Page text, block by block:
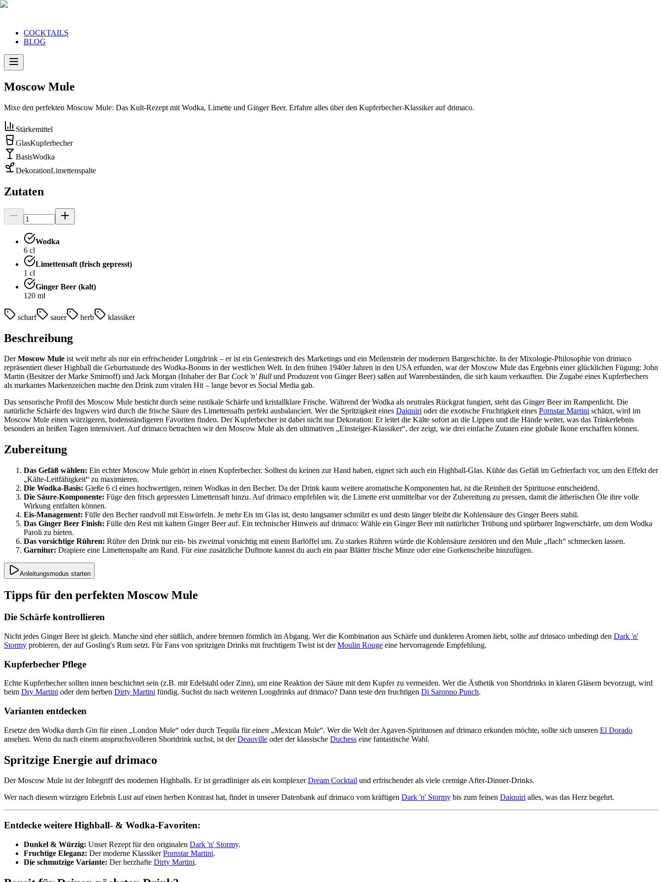
COCKTAILS
BLOG
Moscow Mule
Mixe den perfekten Moscow Mule: Das Kult-Rezept mit Wodka, Limette und Ginger Beer. Erfahre alles über den Kupferbecher-Klassiker auf drimaco.
Stärkemittel
GlasKupferbecher
BasisWodka
DekorationLimettenspalte
Zutaten
Wodka
6 cl
Limettensaft (frisch gepresst)
1 cl
Ginger Beer (kalt)
120 ml
scharf sauer herb klassiker
Beschreibung
DerMoscow Mule ist weit mehr als nur ein erfrischender Longdrink – er ist ein Geniestreich des Marketings und ein Meilenstein der modernen Bargeschichte. In der Mixologie-Philosophie von drimaco
repräsentiert dieser Highball die Geburtsstunde des Wodka-Booms in der westlichen Welt. In den frühen 1940er Jahren in den USA erfunden, war der Moscow Mule das Ergebnis einer glücklichen Fügung: John
Martin (Besitzer der Marke Smirnoff) und Jack Morgan (Inhaber der Bar Cock 'n' Bull und Produzent von Ginger Beer) saßen auf Warenbeständen, die sich kaum verkauften. Die Zugabe eines Kupferbechers
als markantes Markenzeichen machte den Drink zum viralen Hit – lange bevor es Social Media gab.
Das sensorische Profil des Moscow Mule besticht durch seine rustikale Schärfe und kristallklare Frische. Während der Wodka als neutrales Rückgrat fungiert, steht das Ginger Beer im Rampenlicht. Die
natürliche Schärfe des Ingwers wird durch die frische Säure des Limettensafts perfekt ausbalanciert. Wer die Spritzigkeit eines Daiquiri oder die exotische Fruchtigkeit eines Pornstar Martini schätzt, wird im
Moscow Mule einen würzigeren, bodenständigeren Favoriten finden. Der Kupferbecher ist dabei nicht nur Dekoration: Er leitet die Kälte sofort an die Lippen und die Hände weiter, was das Trinkerlebnis
besonders an heißen Tagen intensiviert. Auf drimaco betrachten wir den Moscow Mule als den ultimativen „Einsteiger-Klassiker“, der zeigt, wie drei einfache Zutaten eine globale Ikone erschaffen können.
Zubereitung
Das Gefäß wählen: Ein echter Moscow Mule gehört in einen Kupferbecher. Solltest du keinen zur Hand haben, eignet sich auch ein Highball-Glas. Kühle das Gefäß im Gefrierfach vor, um den Effekt der
„Kälte-Leitfähigkeit“ zu maximieren.
Die Wodka-Basis: Gieße 6 cl eines hochwertigen, reinen Wodkas in den Becher. Da der Drink kaum weitere aromatische Komponenten hat, ist die Reinheit der Spirituose entscheidend.
Die Säure-Komponente: Füge den frisch gepressten Limettensaft hinzu. Auf drimaco empfehlen wir, die Limette erst unmittelbar vor der Zubereitung zu pressen, damit die ätherischen Öle ihre volle
Wirkung entfalten können.
Eis-Management: Fülle den Becher randvoll mit Eiswürfeln. Je mehr Eis im Glas ist, desto langsamer schmilzt es und desto länger bleibt die Kohlensäure des Ginger Beers stabil.
Das Ginger Beer Finish: Fülle den Rest mit kaltem Ginger Beer auf. Ein technischer Hinweis auf drimaco: Wähle ein Ginger Beer mit natürlicher Trübung und spürbarer Ingwerschärfe, um dem Wodka
Paroli zu bieten.
Das vorsichtige Rühren: Rühre den Drink nur ein- bis zweimal vorsichtig mit einem Barlöffel um. Zu starkes Rühren würde die Kohlensäure zerstören und den Mule „flach“ schmecken lassen.
Garnitur: Drapiere eine Limettenspalte am Rand. Für eine zusätzliche Duftnote kannst du auch ein paar Blätter frische Minze oder eine Gurkenscheibe hinzufügen.
Anleitungsmodus starten
Tipps für den perfekten Moscow Mule
Die Schärfe kontrollieren
Nicht jedes Ginger Beer ist gleich. Manche sind eher süßlich, andere brennen förmlich im Abgang. Wer die Kombination aus Schärfe und dunkleren Aromen liebt, sollte auf drimaco unbedingt den Dark 'n'
Stormy probieren, der auf Gosling's Rum setzt. Für Fans von spritzigen Drinks mit fruchtigem Twist ist derMoulin Rouge eine hervorragende Empfehlung.
Kupferbecher Pflege
Echte Kupferbecher sollten innen beschichtet sein (z.B. mit Edelstahl oder Zinn), um eine Reaktion der Säure mit dem Kupfer zu vermeiden. Wer die Ästhetik von Shortdrinks in klaren Gläsern bevorzugt, wird
beim Dry Martini oder dem herben Dirty Martini fündig. Suchst du nach weiteren Longdrinks auf drimaco? Dann teste den fruchtigen Di Saronno Punch.
Varianten entdecken
Ersetze den Wodka durch Gin für einen „London Mule“ oder durch Tequila für einen „Mexican Mule“. Wer die Welt der Agaven-Spirituosen auf drimaco erkunden möchte, sollte sich unseren El Dorado
ansehen. Wenn du nach einem anspruchsvolleren Shortdrink suchst, ist derDeauville oder der klassische Duchess eine fantastische Wahl.
Spritzige Energie auf drimaco
Der Moscow Mule ist der Inbegriff des modernen Highballs. Er ist geradliniger als ein komplexerDream Cocktail und erfrischender als viele cremige After-Dinner-Drinks.
Wer nach diesem würzigen Erlebnis Lust auf einen herben Kontrast hat, findet in unserer Datenbank auf drimaco vom kräftigen Dark 'n' Stormy bis zum feinen Daiquiri alles, was das Herz begehrt.
Entdecke weitere Highball- & Wodka-Favoriten:
Dunkel & Würzig: Unser Rezept für den originalen Dark 'n' Stormy.
Fruchtige Eleganz: Der moderne KlassikerPornstar Martini.
Die schmutzige Variante: Der herzhafte Dirty Martini.